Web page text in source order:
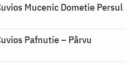
Mucenic Dometie Persul
Pafnutie – Pârvu